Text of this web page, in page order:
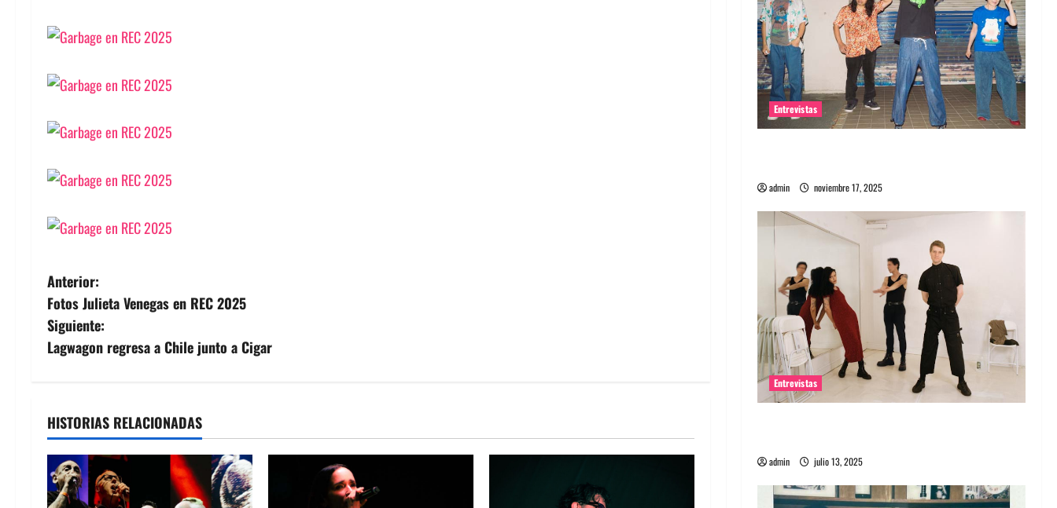
N
a
v
g
a
c
Anterior:
Fotos Julieta Venegas en REC 2025
Siguiente:
Lagwagon regresa a Chile junto a Cigar
HISTORIAS RELACIONADAS
Entrevistas
admin noviembre 17, 2025
Entrevistas
admin julio 13, 2025